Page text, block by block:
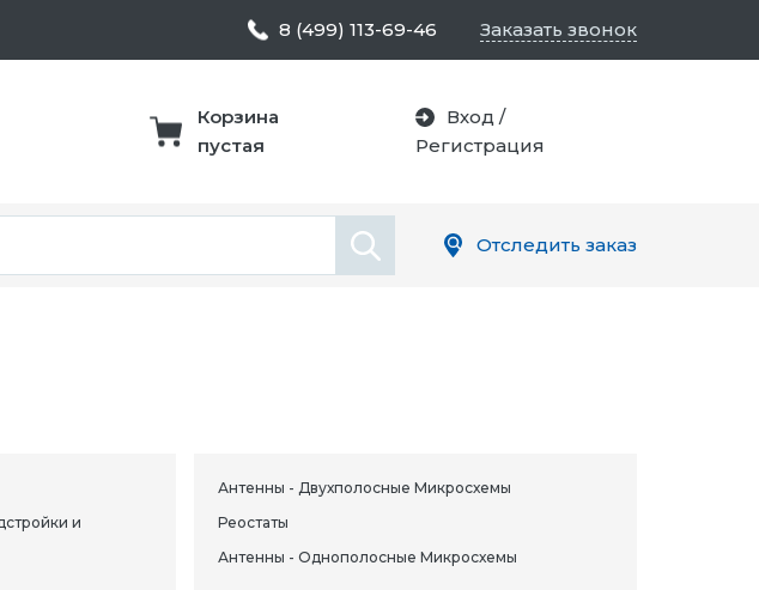
и
Антенны - Двухполосные Микросхемы
Реостаты
Антенны - Однополосные Микросхемы
8 (499) 113-69-46 Заказать звонок
Корзина
пустая
Вход /
Регистрация
Отследить заказ